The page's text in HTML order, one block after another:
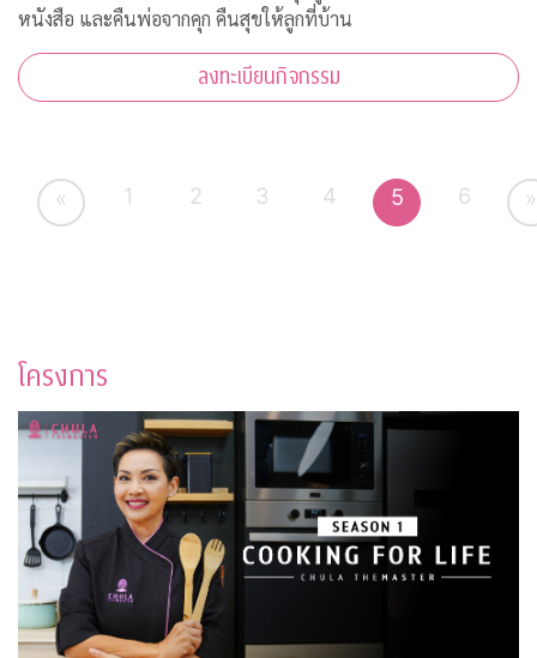
หนังสือ และคืนพ่อจากคุก คืนสุขให้ลูกที่บ้าน
ลงทะเบียนกิจกรรม
« 1 2 3 4 5 6 »
โครงการ